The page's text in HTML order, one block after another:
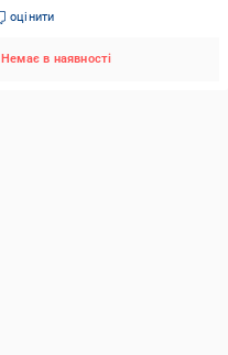
оцінити
Немає в наявності